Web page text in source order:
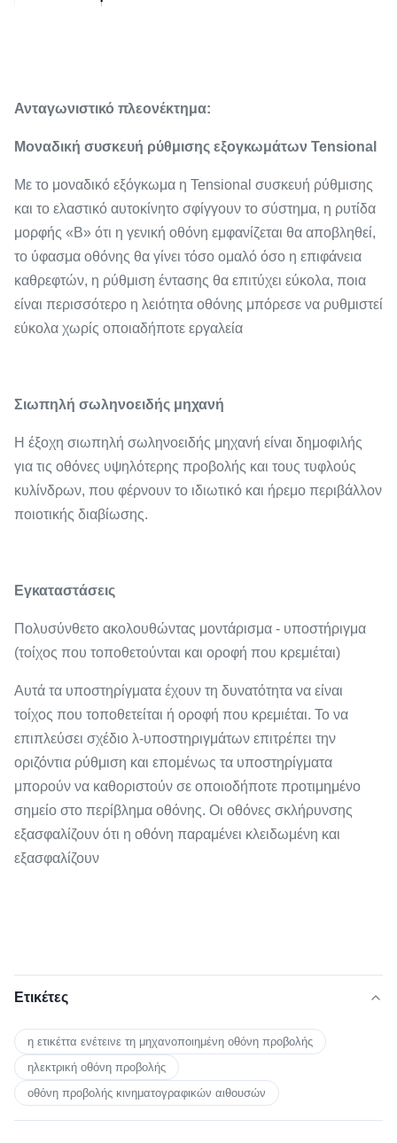
Ανταγωνιστικό πλεονέκτημα:
Μοναδική συσκευή ρύθμισης εξογκωμάτων Tensional
Με το μοναδικό εξόγκωμα η Tensional συσκευή ρύθμισης
και το ελαστικό αυτοκίνητο σφίγγουν το σύστημα, η ρυτίδα
μορφής «Β» ότι η γενική οθόνη εμφανίζεται θα αποβληθεί,
το ύφασμα οθόνης θα γίνει τόσο ομαλό όσο η επιφάνεια
καθρεφτών, η ρύθμιση έντασης θα επιτύχει εύκολα, ποια
είναι περισσότερο η λειότητα οθόνης μπόρεσε να ρυθμιστεί
εύκολα χωρίς οποιαδήποτε εργαλεία
Σιωπηλή σωληνοειδής μηχανή
Η έξοχη σιωπηλή σωληνοειδής μηχανή είναι δημοφιλής
για τις οθόνες υψηλότερης προβολής και τους τυφλούς
κυλίνδρων, που φέρνουν το ιδιωτικό και ήρεμο περιβάλλον
ποιοτικής διαβίωσης.
Εγκαταστάσεις
Πολυσύνθετο ακολουθώντας μοντάρισμα - υποστήριγμα
(τοίχος που τοποθετούνται και οροφή που κρεμιέται)
Αυτά τα υποστηρίγματα έχουν τη δυνατότητα να είναι
τοίχος που τοποθετείται ή οροφή που κρεμιέται. Το να
επιπλεύσει σχέδιο λ-υποστηριγμάτων επιτρέπει την
οριζόντια ρύθμιση και επομένως τα υποστηρίγματα
μπορούν να καθοριστούν σε οποιοδήποτε προτιμημένο
σημείο στο περίβλημα οθόνης. Οι οθόνες σκλήρυνσης
εξασφαλίζουν ότι η οθόνη παραμένει κλειδωμένη και
εξασφαλίζουν
Ετικέτες
η ετικέττα ενέτεινε τη μηχανοποιημένη οθόνη προβολής
ηλεκτρική οθόνη προβολής
οθόνη προβολής κινηματογραφικών αιθουσών